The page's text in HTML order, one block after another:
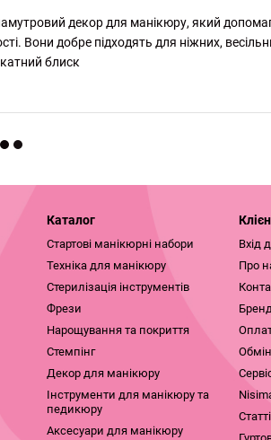
декор для манікюру, який
Вони добре підходять для ніжних,
блиск
Каталог
Стартові манікюрні набори
Техніка для манікюру
Стерилізація інструментів
Фрези
Нарощування та покриття
Стемпінг
Декор для манікюру
Інструменти для манікюру та
педикюру
Аксесуари для манікюру
Вхід
Про
Статті